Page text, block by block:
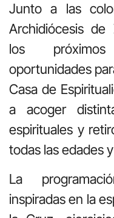
Junto a las
Archidiócesis de
los
oportunidades
Casa de
a acoger
espirituales y
todas las edades
La
inspiradas en la